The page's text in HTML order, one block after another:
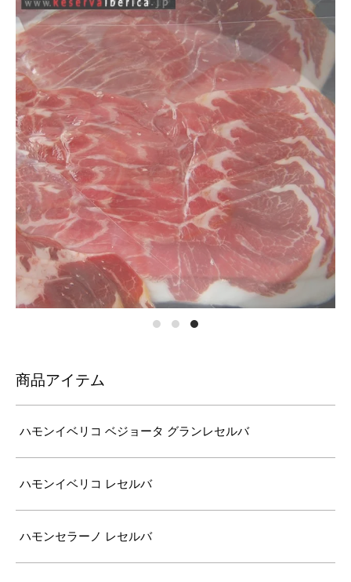
商品アイテム
ハモンイベリコ ベジョータ グランレセルバ
ハモンイベリコ レセルバ
ハモンセラーノ レセルバ